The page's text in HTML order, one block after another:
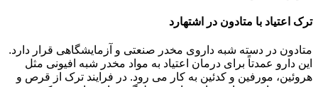
ترک اعتیاد با متادون در اشتهارد
متادون در دسته شبه داروی مخدر صنعتی و آزمایشگاهی قرار دارد.
این دارو عمدتاً برای درمان اعتیاد به مواد مخدر شبه افیونی مثل
هروئین، مورفین و کدئین به کار می رود. در فرایند ترک از قرص و